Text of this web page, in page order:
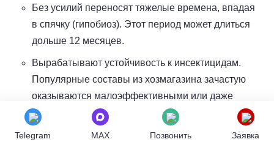
Без усилий переносят тяжелые времена, впадая
в спячку (гипобиоз). Этот период может длиться
дольше 12 месяцев.
Вырабатывают устойчивость к инсектицидам.
Популярные составы из хозмагазина зачастую
оказываются малоэффективными или даже
полностью бесполезными.
Быстро плодятся. Потери в своих рядах колония
Telegram MAX Позвонить Заявка